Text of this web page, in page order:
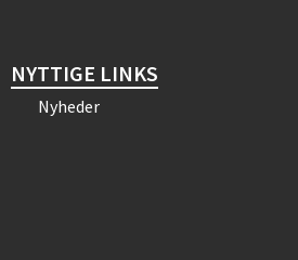
NYTTIGE LINKS
Nyheder